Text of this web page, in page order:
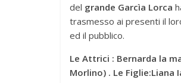
del grande Garcìa Lorca
trasmesso ai presenti il
ed il pubblico.
Le Attrici : Bernarda la
Morlino) . Le Figlie:Liana